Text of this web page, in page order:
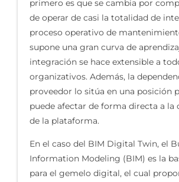
primero es que se cambia por
de operar de casi la totalidad de
proceso operativo de
supone una gran curva de
integración se hace extensible a
organizativos. Además, la
proveedor lo sitúa en una posición
puede afectar de forma directa a la
de la plataforma.
En el caso del BIM Digital Twin, el
Information Modeling (BIM) es la
para el gemelo digital, el cual